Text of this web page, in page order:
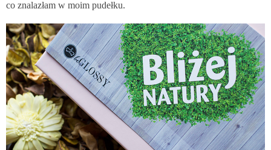
co znalazłam w moim pudełku.